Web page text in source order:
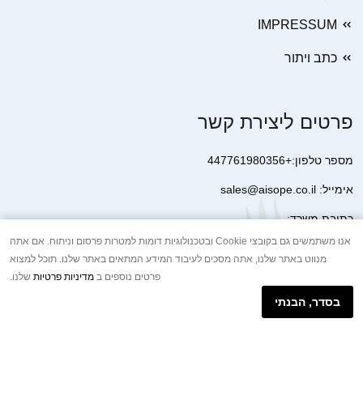
IMPRESSUM
כתב ויתור
פרטים ליצירת קשר
מספר טלפון:+447761980356
אימייל: sales@aisope.co.il
כתובת משרד:
41 Devonshire Street Ground Floor Office 1 London W1G 7AJ
United Kingdom
+44 7410 2065017
הודעת וואטסאפ באינטרנט
אנו משתמשים גם בקובצי Cookie ובטכנולוגיות דומות למטרות פרסום וניתוח. אם אתה
מנווט באתר שלנו, אתה מסכים לעיבוד המידע המתאים באתר שלנו. תוכל למצוא
פרטים נוספים ב מדיניות פרטיות שלנו.
בסדר, הבנתי